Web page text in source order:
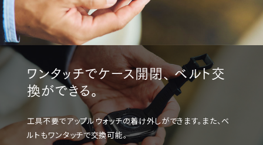
ワンタッチでケース開閉、 ベルト交
換ができる。
工具不要でアップルウォッチの着け外しができます。また、ベ
ルトもワンタッチで交換可能。